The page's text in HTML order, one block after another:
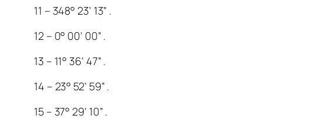
11 – 348° 23’ 13” .
12 – 0° 00’ 00” .
13 – 11° 36’ 47” .
14 – 23° 52’ 59” .
15 – 37° 29’ 10” .